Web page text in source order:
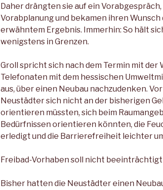
Daher drängten sie auf ein
Vorabplanung und bekamen ihren
erwähntem Ergebnis. Immerhin: So hält
wenigstens in Grenzen.
Groll spricht sich nach dem Termin mit der
Telefonaten mit dem hessischen
aus, über einen Neubau nachzudenken.
Neustädter sich nicht an der bisherigen
orientieren müssten, sich beim
Bedürfnissen orientieren könnten, die
erledigt und die Barrierefreiheit leichter
Freibad-Vorhaben soll nicht
Bisher hatten die Neustädter einen